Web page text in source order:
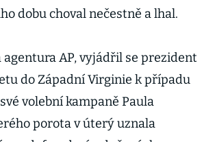
dobu choval nečestně a lhal.
agentura AP, vyjádřil se prezident
do Západní Virginie k případu
volební kampaně Paula
porota v úterý uznala